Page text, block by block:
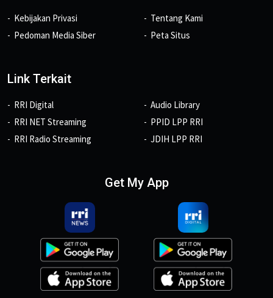
Kebijakan Privasi
Pedoman Media Siber
Tentang Kami
Peta Situs
Link Terkait
RRI Digital
RRI NET Streaming
RRI Radio Streaming
Audio Library
PPID LPP RRI
JDIH LPP RRI
Get My App